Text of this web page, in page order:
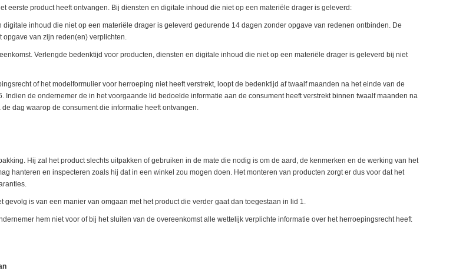
eerste product heeft ontvangen. Bij diensten en digitale inhoud die niet op een materiële drager is geleverd:
inhoud die niet op een materiële drager is geleverd gedurende 14 dagen zonder opgave van redenen ontbinden. De
opgave van zijn reden(en) verplichten.
Verlengde bedenktijd voor producten, diensten en digitale inhoud die niet op een materiële drager is geleverd bij niet
of het modelformulier voor herroeping niet heeft verstrekt, loopt de bedenktijd af twaalf maanden na het einde van de
de ondernemer de in het voorgaande lid bedoelde informatie aan de consument heeft verstrekt binnen twaalf maanden na
dag waarop de consument die informatie heeft ontvangen.
Hij zal het product slechts uitpakken of gebruiken in de mate die nodig is om de aard, de kenmerken en de werking van het
hanteren en inspecteren zoals hij dat in een winkel zou mogen doen. Het monteren van producten zorgt er dus voor dat het
is van een manier van omgaan met het product die verder gaat dan toegestaan in lid 1.
hem niet voor of bij het sluiten van de overeenkomst alle wettelijk verplichte informatie over het herroepingsrecht heeft